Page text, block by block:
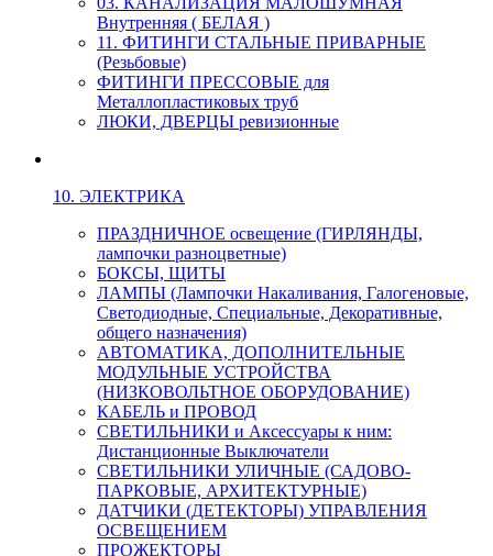
Внутренняя ( БЕЛАЯ )
11. ФИТИНГИ СТАЛЬНЫЕ ПРИВАРНЫЕ
(Резьбовые)
ФИТИНГИ ПРЕССОВЫЕ для
Металлопластиковых труб
ЛЮКИ, ДВЕРЦЫ ревизионные
10. ЭЛЕКТРИКА
ПРАЗДНИЧНОЕ освещение (ГИРЛЯНДЫ,
лампочки разноцветные)
БОКСЫ, ЩИТЫ
ЛАМПЫ (Лампочки Накаливания, Галогеновые,
Светодиодные, Специальные, Декоративные,
общего назначения)
АВТОМАТИКА, ДОПОЛНИТЕЛЬНЫЕ
МОДУЛЬНЫЕ УСТРОЙСТВА
(НИЗКОВОЛЬТНОЕ ОБОРУДОВАНИЕ)
КАБЕЛЬ и ПРОВОД
СВЕТИЛЬНИКИ и Аксессуары к ним:
Дистанционные Выключатели
СВЕТИЛЬНИКИ УЛИЧНЫЕ (САДОВО-
ПАРКОВЫЕ, АРХИТЕКТУРНЫЕ)
ДАТЧИКИ (ДЕТЕКТОРЫ) УПРАВЛЕНИЯ
ОСВЕЩЕНИЕМ
ПРОЖЕКТОРЫ